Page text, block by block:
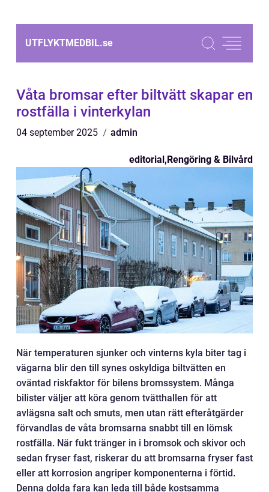
UTFLYKTMEDBIL.se
Våta bromsar efter biltvätt skapar en
rostfälla i vinterkylan
04 september 2025 admin
editorial,Rengöring & Bilvård
När temperaturen sjunker och vinterns kyla biter tag i
vägarna blir den till synes oskyldiga biltvätten en
oväntad riskfaktor för bilens bromssystem. Många
bilister väljer att köra genom tvätthallen för att
avlägsna salt och smuts, men utan rätt efteråtgärder
förvandlas de våta bromsarna snabbt till en lömsk
rostfälla. När fukt tränger in i bromsok och skivor och
sedan fryser fast, riskerar du att bromsarna fryser fast
eller att korrosion angriper komponenterna i förtid.
Denna dolda fara kan leda till både kostsamma